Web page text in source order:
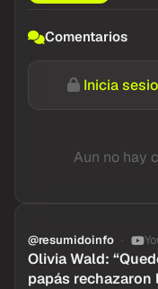
Comentarios
Inicia
Aun no hay
@resumidoinfo
Olivia Wald:
papás rechazaron